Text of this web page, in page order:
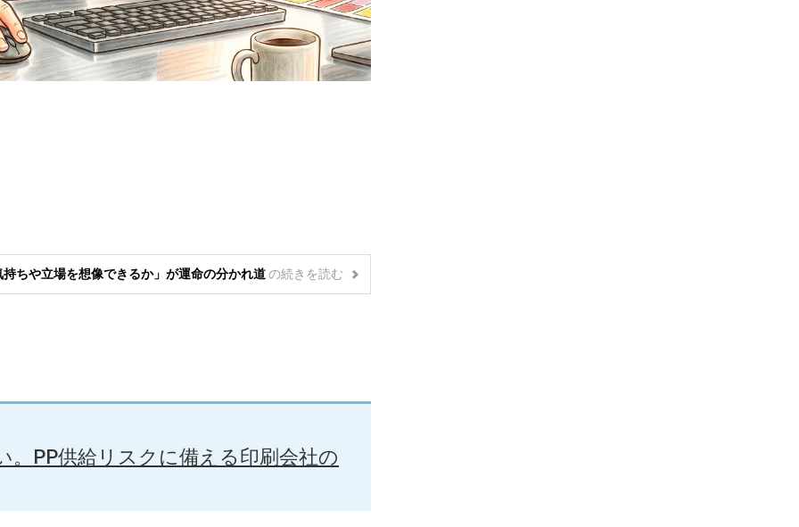
ちや立場を想像できるか」が運命の分かれ道の続きを読む
PP供給リスクに備える印刷会社の